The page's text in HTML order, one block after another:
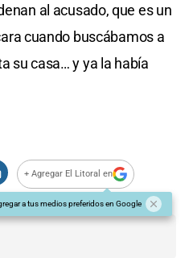
al acusado, que es un
cuando buscábamos a
su casa… y ya la había
+ Agregar El Litoral en
a tus medios preferidos en Google